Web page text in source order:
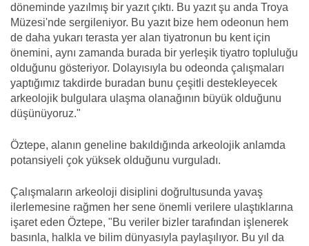
döneminde yazılmış bir yazıt çıktı. Bu yazıt şu anda Troya
Müzesi'nde sergileniyor. Bu yazıt bize hem odeonun hem
de daha yukarı terasta yer alan tiyatronun bu kent için
önemini, aynı zamanda burada bir yerleşik tiyatro topluluğu
olduğunu gösteriyor. Dolayısıyla bu odeonda çalışmaları
yaptığımız takdirde buradan bunu çeşitli destekleyecek
arkeolojik bulgulara ulaşma olanağının büyük olduğunu
düşünüyoruz."
Öztepe, alanın geneline bakıldığında arkeolojik anlamda
potansiyeli çok yüksek olduğunu vurguladı.
Çalışmaların arkeoloji disiplini doğrultusunda yavaş
ilerlemesine rağmen her sene önemli verilere ulaştıklarına
işaret eden Öztepe, "Bu veriler bizler tarafından işlenerek
basınla, halkla ve bilim dünyasıyla paylaşılıyor. Bu yıl da